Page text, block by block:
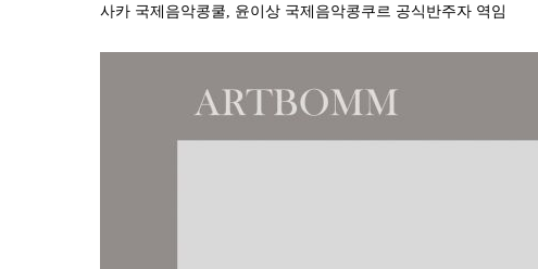
사카 국제음악콩쿨, 윤이상 국제음악콩쿠르 공식반주자 역임